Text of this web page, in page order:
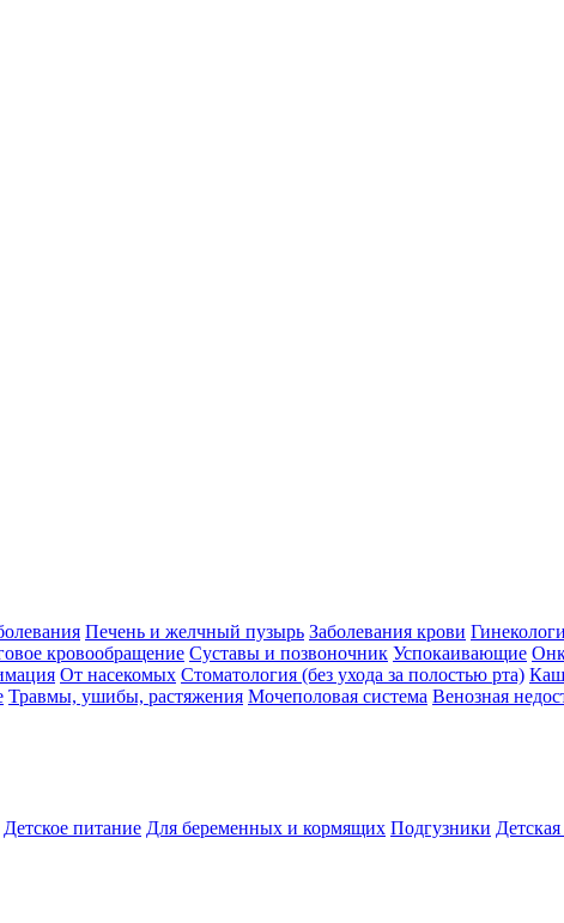
Печень и желчный пузырь Заболевания крови
кровообращение Суставы и позвоночник Успокаивающие
От насекомых Стоматология (без ухода за полостью рта)
Травмы, ушибы, растяжения Мочеполовая система Венозная
Детское питание Для беременных и кормящих Подгузники